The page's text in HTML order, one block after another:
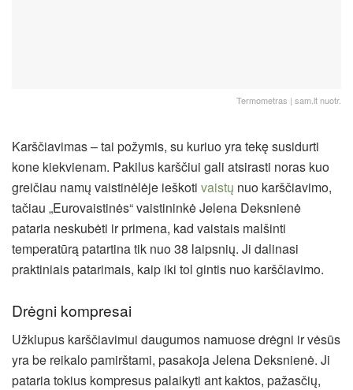
Termometras | sam.lt nuotr.
Karščiavimas – tai požymis, su kuriuo yra tekę susidurti
kone kiekvienam. Pakilus karščiui gali atsirasti noras kuo
greičiau namų vaistinėlėje ieškoti vaistų nuo karščiavimo,
tačiau „Eurovaistinės“ vaistininkė Jelena Deksnienė
pataria neskubėti ir primena, kad vaistais malšinti
temperatūrą patartina tik nuo 38 laipsnių. Ji dalinasi
praktiniais patarimais, kaip iki tol gintis nuo karščiavimo.
Drėgni kompresai
Užklupus karščiavimui daugumos namuose drėgni ir vėsūs
yra be reikalo pamirštami, pasakoja Jelena Deksnienė. Ji
pataria tokius kompresus palaikyti ant kaktos, pažasčių,